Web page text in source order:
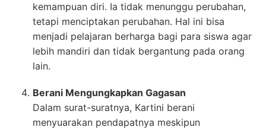
kemampuan diri. Ia tidak menunggu perubahan,
tetapi menciptakan perubahan. Hal ini bisa
menjadi pelajaran berharga bagi para siswa agar
lebih mandiri dan tidak bergantung pada orang
lain.
Berani Mengungkapkan Gagasan
Dalam surat-suratnya, Kartini berani
menyuarakan pendapatnya meskipun